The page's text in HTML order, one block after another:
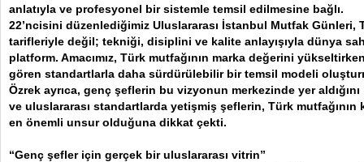
anlatıyla ve profesyonel bir sistemle temsil edilmesine bağlı.
22’ncisini düzenlediğimiz Uluslararası İstanbul Mutfak Günleri,
tarifleriyle değil; tekniği, disiplini ve kalite anlayışıyla dünya
platform. Amacımız, Türk mutfağının marka değerini
gören standartlarla daha sürdürülebilir bir temsil modeli
Özrek ayrıca, genç şeflerin bu vizyonun merkezinde yer
ve uluslararası standartlarda yetişmiş şeflerin, Türk mutfağının
en önemli unsur olduğuna dikkat çekti.
“Genç şefler için gerçek bir uluslararası vitrin”